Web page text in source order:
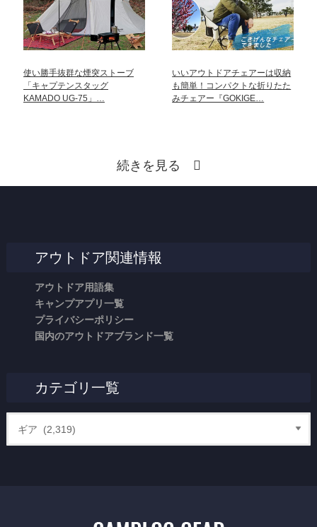
使い勝手抜群な煙突ストーブ
「キャプテンスタッグ
KAMADO UG-75」…
いいアウトドアチェアーは収納
も簡単！コンパクトな折りたた
みチェアー『GOKIGE…
続きを見る
アウトドア関連情報
アウトドア用語集
キャンプアプリ一覧
プライバシーポリシー
国内のアウトドアブランド一覧
カテゴリ一覧